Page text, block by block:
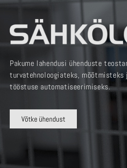
Pakume lahendusi ühenduste
turvatehnoloogiateks,
tööstuse automatiseerimiseks.
Võtke ühendust